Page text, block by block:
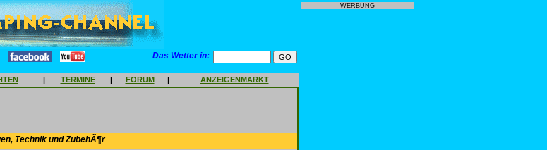
Das Wetter in:
| TERMINE | FORUM | ANZEIGENMARKT
Technik und ZubehÃ¶r
WERBUNG